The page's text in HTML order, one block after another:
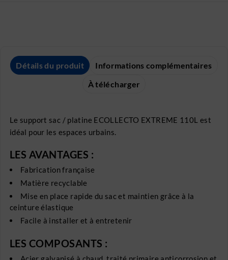
Détails du produit
Informations complémentaires
À télécharger
Le support sac / platine ECOLLECTO EXTREME 110L est
idéal pour les espaces urbains.
LES AVANTAGES :
Fabrication française
Matière recyclable
Mise en place rapide du sac et maintien grâce à la
ceinture élastique
Facile à installer et à entretenir
LES COMPOSANTS :